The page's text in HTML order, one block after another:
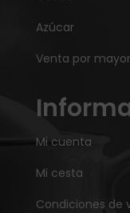
Azúcar
Venta por mayor
Mi cuenta
Mi cesta
Condiciones de